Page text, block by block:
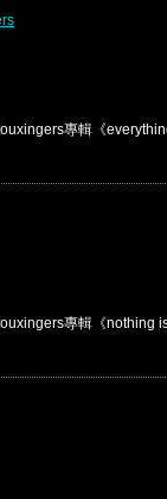
專輯《
專輯《nothing